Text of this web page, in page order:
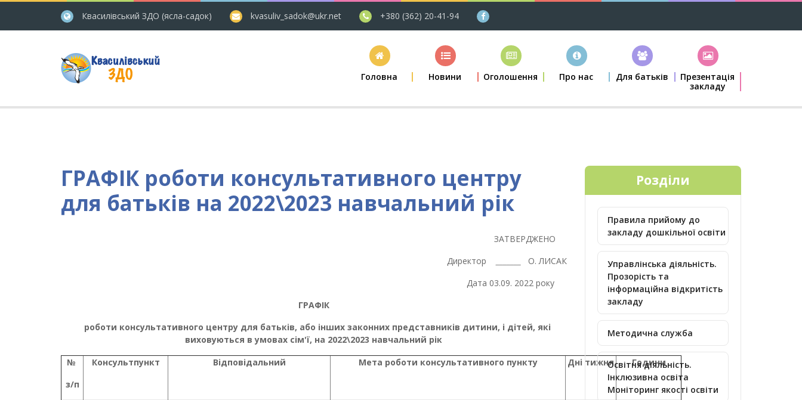
Квасилівський ЗДО (ясла-садок) kvasuliv_sadok@ukr.net +380 (362) 20-41-94
Головна Новини Оголошення Про нас Для батьків
Презентація
закладу
ГРАФІК роботи консультативного центру
для батьків на 2022\2023 навчальний рік
ЗАТВЕРДЖЕНО
Директор
О. ЛИСАК
Дата 03.09. 2022 року
ГРАФІК
роботи консультативного центру для батьків, або інших законних представників дитини, і дітей, які
виховуються в умовах сім'ї, на 2022\2023 навчальний рік
№
з/п
Консультпункт Відповідальний Мета роботи консультативного пункту Дні тижня Години
Розділи
Правила прийому до
закладу дошкільної освіти
Управлінська діяльність.
Прозорість та
інформаційна відкритість
закладу
Методична служба
Освітня діяльність.
Інклюзивна освіта
Моніторинг якості освіти